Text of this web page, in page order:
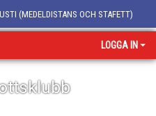
(MEDELDISTANS OCH STAFETT)
LOGGA IN